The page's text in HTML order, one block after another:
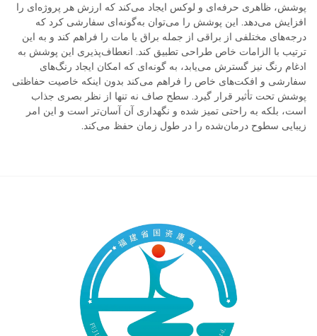
پوشش، ظاهری حرفه‌ای و لوکس ایجاد می‌کند که ارزش هر پروژه‌ای را
افزایش می‌دهد. این پوشش را می‌توان به‌گونه‌ای سفارشی کرد که
درجه‌های مختلفی از براقی از جمله براق یا مات را فراهم کند و به این
ترتیب با الزامات خاص طراحی تطبیق کند. انعطاف‌پذیری این پوشش به
ادغام رنگ نیز گسترش می‌یابد، به گونه‌ای که امکان ایجاد رنگ‌های
سفارشی و افکت‌های خاص را فراهم می‌کند بدون اینکه خاصیت حفاظتی
پوشش تحت تأثیر قرار گیرد. سطح صاف نه تنها از نظر بصری جذاب
است، بلکه به راحتی تمیز شده و نگهداری آن آسان‌تر است و این امر
زیبایی سطوح درمان‌شده را در طول زمان حفظ می‌کند.